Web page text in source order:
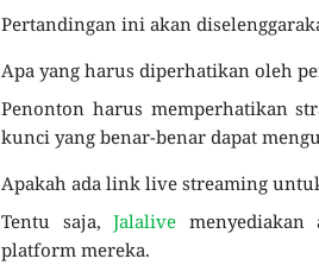
Pertandingan ini akan
Apa yang harus diperhatikan oleh
Penonton harus memperhatikan
kunci yang benar-benar dapat
Apakah ada link live streaming
Tentu saja,Jalalive
platform mereka.